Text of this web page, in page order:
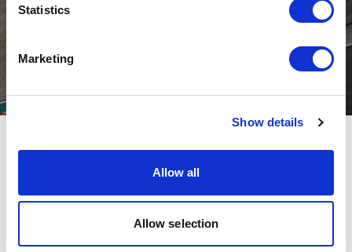
Identify your device by actively scanning it for
Find out more about how your personal data is processed
and set your preferences in the
provide social media features and to analyse our traffic.
may combine it with other information that you’ve
provided to them or that they’ve collected from your use
Statistics
Marketing
Show details
Allow all
Allow selection
Berg-EM: Meisel erneut siegreich
Fraiao, Rampa da Falperra (P).3. Lauf,
Gesamtklassement (FIA Overall): 1. C. Merli (I), Nova Proto
NP01, 4:07:117 Minuten (Total aus 2 Läufen). 2. K. Petit